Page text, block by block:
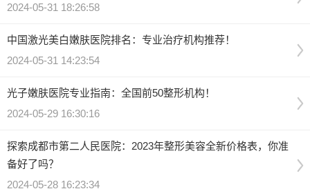
2024-05-31 18:26:58
中国激光美白嫩肤医院排名：专业治疗机构推荐！
2024-05-31 14:23:54
光子嫩肤医院专业指南：全国前50整形机构！
2024-05-29 16:30:16
探索成都市第二人民医院：2023年整形美容全新价格表，你准
备好了吗？
2024-05-28 16:23:34